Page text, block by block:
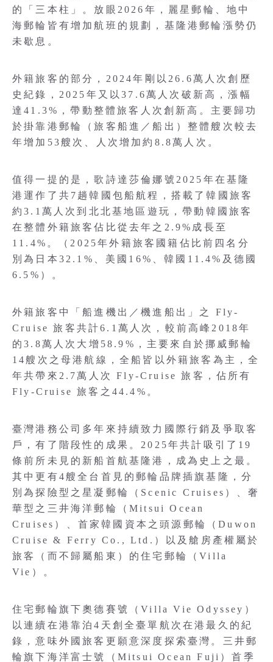
的「三本柱」。放眼2026年，麗星郵輪、地中
海郵輪皆有增加航班的規劃，基隆港郵輪漲勢仍
未歇息。
外籍旅客的部分，2024年剛以26.6萬人次創歷
史紀錄，2025年又以37.6萬人次破新高，漲幅
達41.3%，帶動整體旅客人次創新高。主要歸功
於掛靠港郵輪（旅客船進／船出）整體艘次較去
年增加53艘次、人次增加約8.8萬人次。
值得一提的是，歌詩達莎倫娜號2025年在基隆
港運作了共7趟韓國包船航程，搭載了韓國旅客
約3.1萬人次到北北基地區遊玩，帶動韓國旅客
在整體外籍旅客佔比從去年之2.9%成長至
11.4%。（2025年外籍旅客國籍佔比前四名分
別為日本32.1%、美國16%、韓國11.4%及德國
6.5%）。
外籍旅客中「船進機出／機進船出」之 Fly-
Cruise 旅客共計6.1萬人次，較前高峰2018年
的3.8萬人次大增58.9%，主要來自於挪威郵輪
14艘次之母港航線，全船皆以外籍旅客為主，全
年共帶來2.7萬人次 Fly-Cruise 旅客，佔所有
Fly-Cruise 旅客之44.4%。
臺灣港務公司多年來持續致力國際行銷及爭取客
戶，有了階段性的成果。2025年共計吸引了19
條前所未見的新船首航基隆港，成為史上之最。
其中更有4艘全台首見的郵輪品牌插旗基隆，分
別為探險型之星凝郵輪（Scenic Cruises）、奢
華型之三井海洋郵輪（Mitsui Ocean
Cruises）、首家韓國資本之頭源郵輪（Duwon
Cruise & Ferry Co., Ltd.）以及艙房產權屬於
旅客（而不歸屬船東）的住宅郵輪（Villa
Vie）。
住宅郵輪旗下奧德賽號（Villa Vie Odyssey）
以連續在港靠泊4天創全臺單航次在港最久的紀
錄，意味外國旅客更願意深度探索臺灣。三井郵
輪旗下海洋富士號（Mitsui Ocean Fuji）首季